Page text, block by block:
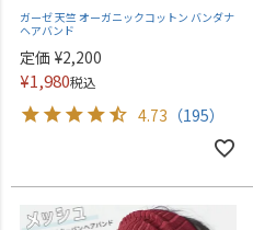
ガーゼ 天竺 オーガニックコットン バンダナ
ヘアバンド
定価 ¥2,200
¥1,980税込
4.73 （195）